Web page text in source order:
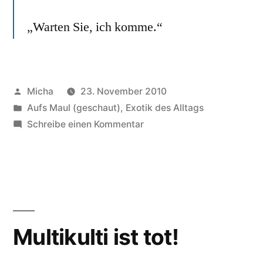
„Warten Sie, ich komme.“
Veröffentlicht
von
Micha
23. November 2010
Veröffentlicht
unter
Aufs Maul (geschaut), Exotik des Alltags
Schreibe einen Kommentarzu
in
Multikulti ist tot!